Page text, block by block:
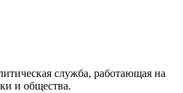
служба, работающая на
и общества.